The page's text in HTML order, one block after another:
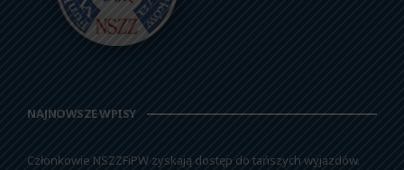
NAJNOWSZE WPISY
Członkowie NSZZFiPW zyskają dostęp do tańszych wyjazdów.